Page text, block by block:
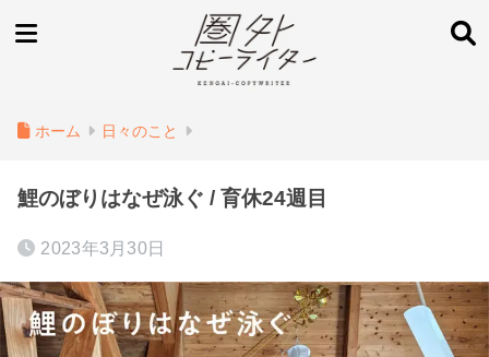
ホーム 日々のこと
鯉のぼりはなぜ泳ぐ / 育休24週目
2023年3月30日